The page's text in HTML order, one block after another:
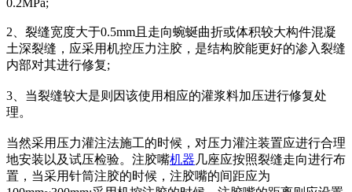
0.2MPa;
2、裂缝宽度大于0.5mm且走向蜿蜒曲折或体积较大构件混凝
土深裂缝，应采用机控压力注胶，是结构胶能更好的渗入裂缝
内部对其进行修复;
3、当裂缝较大是则因该使用相应的灌浆料加压进行修复处
理。
当然采用压力灌注法施工的时候，对压力灌注装置应进行合理
地安装以及试压检验。注胶嘴机器 几座应按照裂缝走向进行布
置，当采用针筒注胶的时候，注胶嘴的间距应为